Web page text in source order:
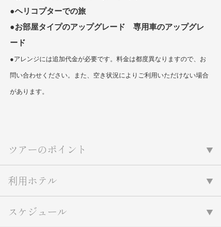
●ヘリコプターでの旅
●お部屋タイプのアップグレード 専用車のアップグレ
ード
●アレンジには追加代金が必要です。料金は都度異なりますので、お
問い合わせください。また、空き状況によりご利用いただけない場合
があります。
ツアーのポイント
利用ホテル
スケジュール